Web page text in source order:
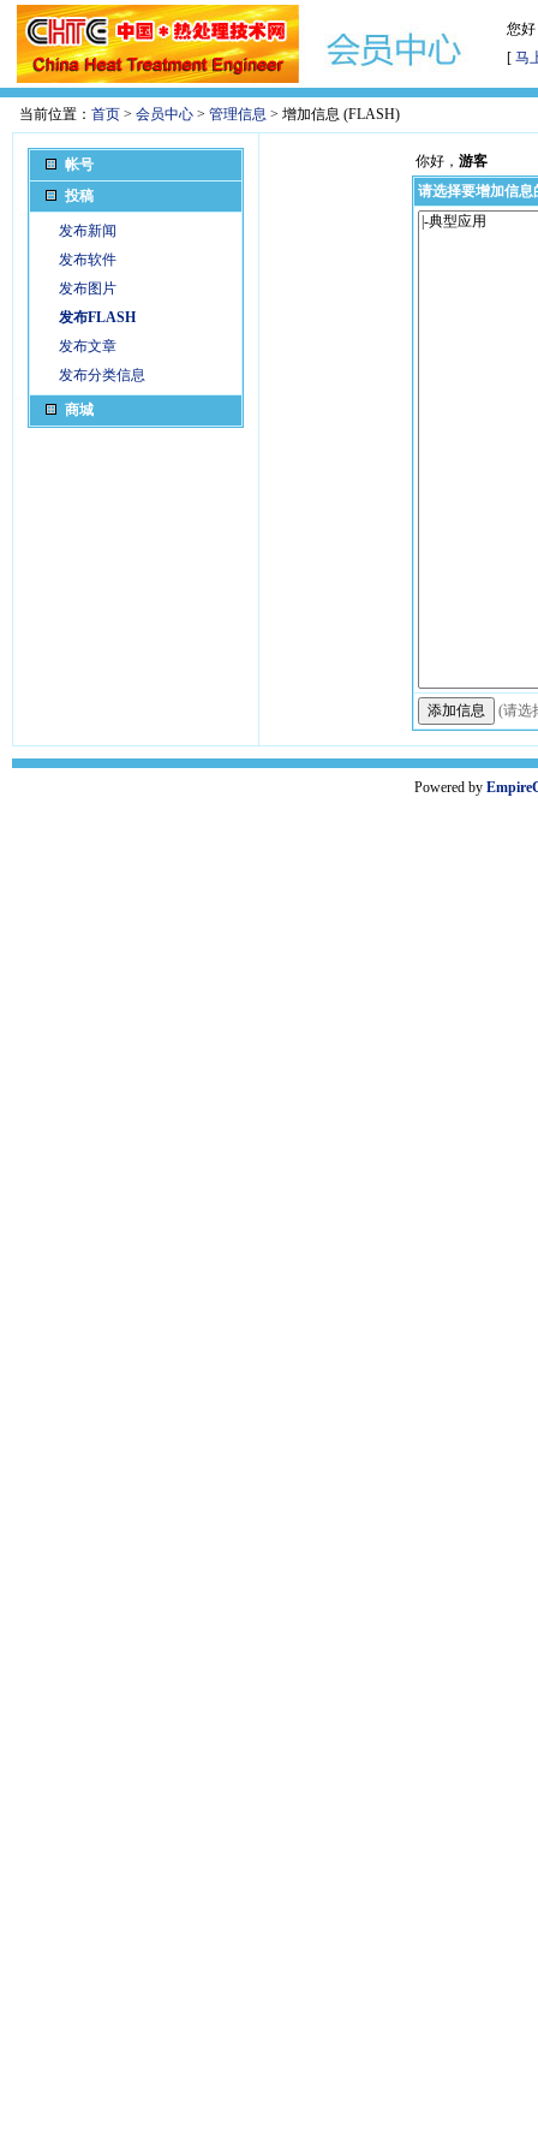
您
[ 马
当前位置： 首页 > 会员中心 > 管理信息 > 增加信息 (FLASH)
帐号
投稿
发布新闻
发布软件
发布图片
发布FLASH
发布文章
发布分类信息
商城
你好， 游客
请选择要增加信息
(请选
Powered by